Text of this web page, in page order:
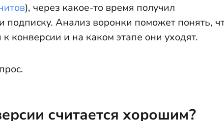
), через какое-то время получил
подписку. Анализ воронки поможет понять,
конверсии и на каком этапе они уходят.
считается хорошим?